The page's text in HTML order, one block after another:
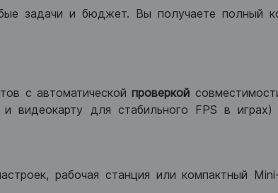
задачи и бюджет. Вы получаете полный
с автоматическойпроверкой
для стабильного FPS в играх)
рабочая станция или компактный